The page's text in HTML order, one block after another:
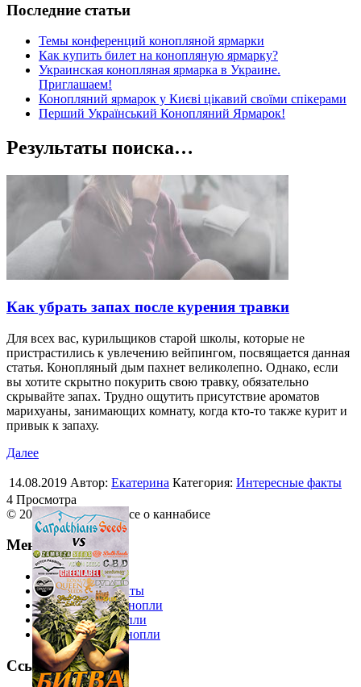
Последние статьи
Темы конференций конопляной ярмарки
Как купить билет на конопляную ярмарку?
Украинская конопляная ярмарка в Украине.
Приглашаем!
Конопляний ярмарок у Києві цікавий своїми спікерами
Перший Український Конопляний Ярмарок!
Результаты поиска…
Как убрать запах после курения травки
Для всех вас, курильщиков старой школы, которые не
пристрастились к увлечению вейпингом, посвящается данная
статья. Конопляный дым пахнет великолепно. Однако, если
вы хотите скрытно покурить свою травку, обязательно
скрывайте запах. Трудно ощутить присутствие ароматов
марихуаны, занимающих комнату, когда кто-то также курит и
привык к запаху.
Далее
14.08.2019 Автор: Екатерина Категория: Интересные факты
4 Просмотра
© 2013 Ruhemp.com Все о каннабисе
Меню
Еда из конопли
Интересные факты
Косметика из конопли
Одежда из конопли
Лекарства из конопли
Ссылки